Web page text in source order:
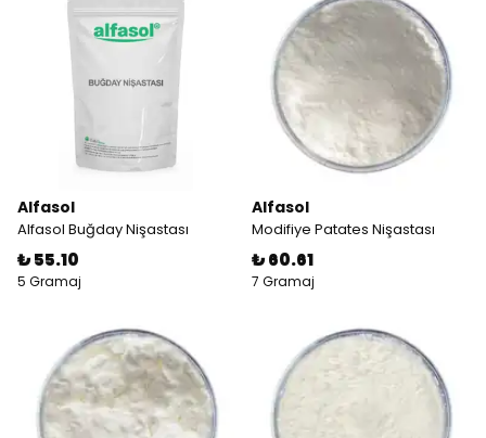
Alfasol
Alfasol Buğday Nişastası
₺ 55.10
5 Gramaj
Alfasol
Modifiye Patates Nişastası
₺ 60.61
7 Gramaj